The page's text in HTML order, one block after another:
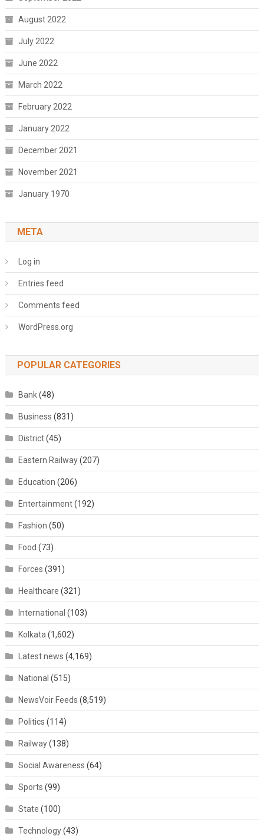
August 2022
July 2022
June 2022
March 2022
February 2022
January 2022
December 2021
November 2021
January 1970
META
Log in
Entries feed
Comments feed
WordPress.org
POPULAR CATEGORIES
Bank(48)
Business (831)
District(45)
Eastern Railway(207)
Education (206)
Entertainment(192)
Fashion (50)
Food (73)
Forces (391)
Healthcare (321)
International (103)
Kolkata (1,602)
Latest news (4,169)
National (515)
NewsVoir Feeds (8,519)
Politics (114)
Railway(138)
Social Awareness (64)
Sports (99)
State (100)
Technology(43)